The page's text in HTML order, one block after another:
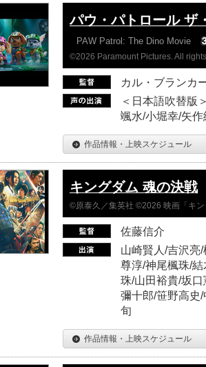
パウ・パトロール ザ
PAW Patrol: The Dino Movie
©2026 Paramount Pictures. All
カル・ブランカ
＜日本語吹替版
颯水/小堀幸/矢作
作品情報・上映スケジュール
キングダム 魂の決戦
©原泰久／集英社 ©2026 映画「キ
佐藤信介
山崎賢人/吉沢亮
尊淳/神尾楓珠/
珠/山田裕貴/坂
彌十郎/笹野高史
旬
作品情報・上映スケジュール